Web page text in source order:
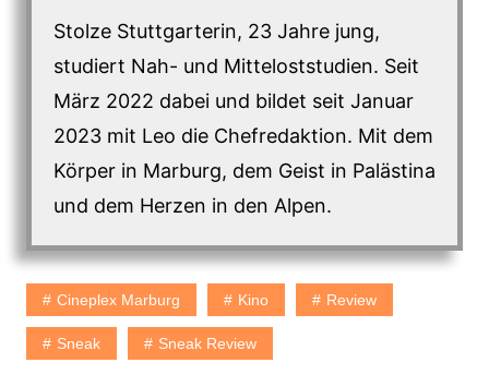
Stolze Stuttgarterin, 23 Jahre jung,
studiert Nah- und Mitteloststudien. Seit
März 2022 dabei und bildet seit Januar
2023 mit Leo die Chefredaktion. Mit dem
Körper in Marburg, dem Geist in Palästina
und dem Herzen in den Alpen.
Cineplex Marburg Kino Review
Sneak Sneak Review